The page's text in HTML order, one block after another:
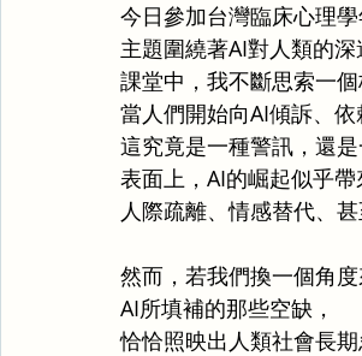
今日參加台灣臨床心理學
主題圍繞著AI對人類的深
課堂中，我不斷思索一個
當人們開始向AI傾訴、依
這究竟是一種警訊，還是
表面上，AI的崛起似乎
人際疏離、情感替代、甚
然而，若我們換一個角度
AI所填補的那些空缺，
恰恰照映出人類社會長期